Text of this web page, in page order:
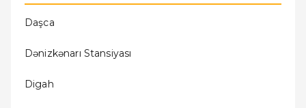
Daşca
Dǝnizkǝnarı Stansiyası
Digah